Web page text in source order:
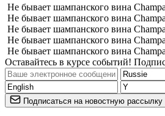
Не бывает шампанского вина
Не бывает шампанского вина
Не бывает шампанского вина
Не бывает шампанского вина
Не бывает шампанского вина
Оставайтесь в курсе событий!
Подписаться на новостную